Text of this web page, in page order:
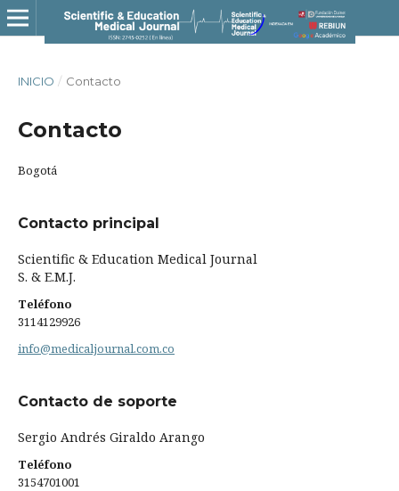
INICIO / Contacto
Contacto
Bogotá
Contacto principal
Scientific & Education Medical Journal
S. & E.M.J.
Teléfono
3114129926
info@medicaljournal.com.co
Contacto de soporte
Sergio Andrés Giraldo Arango
Teléfono
3154701001